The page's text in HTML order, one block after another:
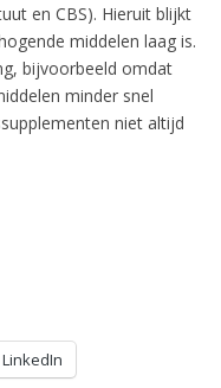
en CBS). Hieruit blijkt
middelen laag is.
bijvoorbeeld omdat
minder snel
niet altijd
LinkedIn